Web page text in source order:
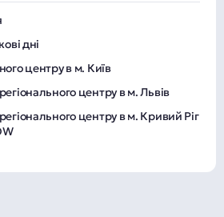
дні
центру в м. Київ
центру в м. Львів
центру в м. Кривий Ріг